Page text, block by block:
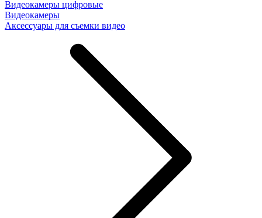
Видеокамеры цифровые
Видеокамеры
Аксессуары для съемки видео